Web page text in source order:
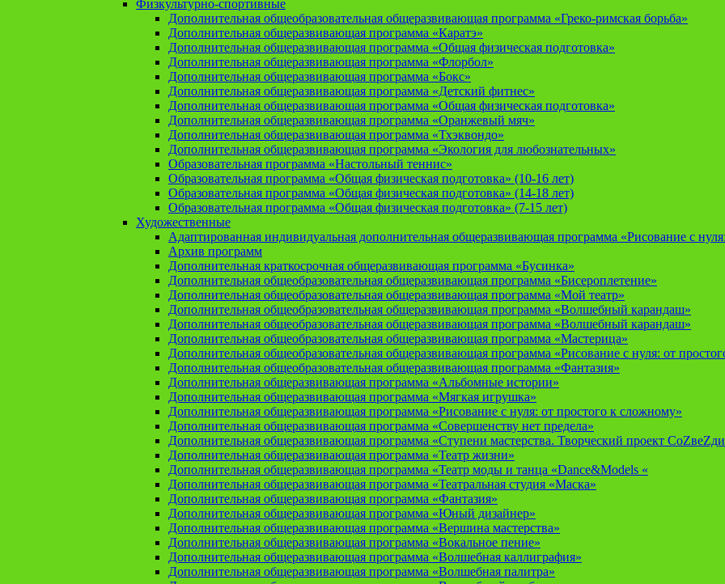
Физкультурно-спортивные
Дополнительная общеобразовательная общеразвивающая программа «Греко-римская борьба»
Дополнительная общеразвивающая программа «Каратэ»
Дополнительная общеразвивающая программа «Общая физическая подготовка»
Дополнительная общеразвивающая программа «Флорбол»
Дополнительная общеразвивающая программа «Бокс»
Дополнительная общеразвивающая программа «Детский фитнес»
Дополнительная общеразвивающая программа «Общая физическая подготовка»
Дополнительная общеразвивающая программа «Оранжевый мяч»
Дополнительная общеразвивающая программа «Тхэквондо»
Дополнительная общеразвивающая программа «Экология для любознательных»
Образовательная программа «Настольный теннис»
Образовательная программа «Общая физическая подготовка» (10-16 лет)
Образовательная программа «Общая физическая подготовка» (14-18 лет)
Образовательная программа «Общая физическая подготовка» (7-15 лет)
Художественные
Адаптированная индивидуальная дополнительная общеразвивающая программа «Рисование с
Архив программ
Дополнительная краткосрочная общеразвивающая программа «Бусинка»
Дополнительная общеобразовательная общеразвивающая программа «Бисероплетение»
Дополнительная общеобразовательная общеразвивающая программа «Мой театр»
Дополнительная общеобразовательная общеразвивающая программа «Волшебный карандаш»
Дополнительная общеобразовательная общеразвивающая программа «Волшебный карандаш»
Дополнительная общеобразовательная общеразвивающая программа «Мастерица»
Дополнительная общеобразовательная общеразвивающая программа «Рисование с нуля: от
Дополнительная общеобразовательная общеразвивающая программа «Фантазия»
Дополнительная общеразвивающая программа «Альбомные истории»
Дополнительная общеразвивающая программа «Мягкая игрушка»
Дополнительная общеразвивающая программа «Рисование с нуля: от простого к сложному»
Дополнительная общеразвивающая программа «Совершенству нет предела»
Дополнительная общеразвивающая программа «Ступени мастерства. Творческий проект
Дополнительная общеразвивающая программа «Театр жизни»
Дополнительная общеразвивающая программа «Театр моды и танца «Dance&Models «
Дополнительная общеразвивающая программа «Театральная студия «Маска»
Дополнительная общеразвивающая программа «Фантазия»
Дополнительная общеразвивающая программа «Юный дизайнер»
Дополнительная общеразвивающая программа «Вершина мастерства»
Дополнительная общеразвивающая программа «Вокальное пение»
Дополнительная общеразвивающая программа «Волшебная каллиграфия»
Дополнительная общеразвивающая программа «Волшебная палитра»